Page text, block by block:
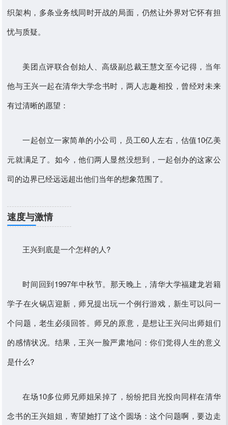
织架构，多条业务线同时开战的局面，仍然让外界对它怀有担
忧与质疑。
美团点评联合创始人、高级副总裁王慧文至今记得，当年
他与王兴一起在清华大学念书时，两人志趣相投，曾经对未来
有过清晰的愿望：
一起创立一家简单的小公司，员工60人左右，估值10亿美
元就满足了。如今，他们两人显然没想到，一起创办的这家公
司的边界已经远远超出他们当年的想象范围了。
速度与激情
王兴到底是一个怎样的人?
时间回到1997年中秋节。那天晚上，清华大学福建龙岩籍
学子在火锅店迎新，师兄提出玩一个例行游戏，新生可以问一
个问题，老生必须回答。师兄的原意，是想让王兴问出师姐们
的感情状况。结果，王兴一脸严肃地问：你们觉得人生的意义
是什么?
在场10多位师兄师姐呆掉了，纷纷把目光投向同样在清华
念书的王兴姐姐，寄望她打了这个圆场：这个问题啊，要边走